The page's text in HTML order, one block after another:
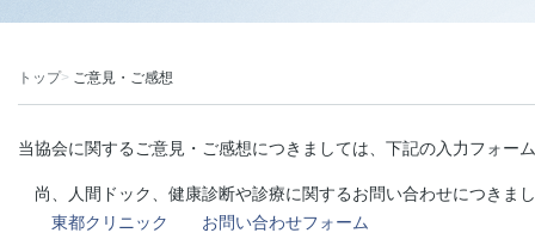
トップ ご意見・ご感想
当協会に関するご意見・ご感想につきましては、下記の入力フォ
尚、人間ドック、健康診断や診療に関するお問い合わせにつきま
東都クリニック お問い合わせフォーム